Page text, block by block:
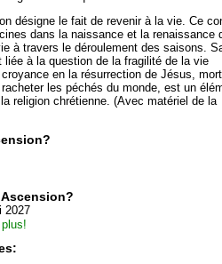
désigne le fait de revenir à la vie. Ce
dans la naissance et la renaissance
à travers le déroulement des saisons.
liée à la question de la fragilité de la vie
croyance en la résurrection de Jésus,
racheter les péchés du monde, est un
religion chrétienne. (Avec matériel de la
2027